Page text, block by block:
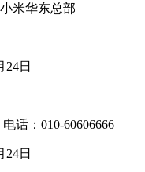
米华东总部
24日
话：010-60606666
24日